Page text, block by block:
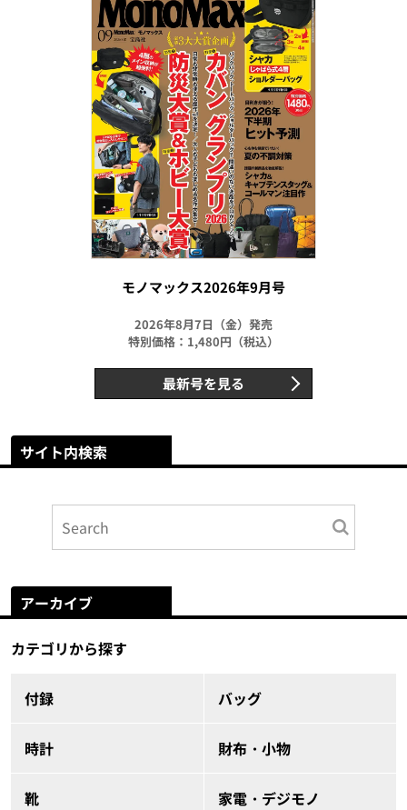
モノマックス2026年9月号
2026年8月7日（金）発売
特別価格：1,480円（税込）
最新号を見る
サイト内検索
アーカイブ
カテゴリから探す
付録 バッグ
時計 財布・小物
靴 家電・デジモノ